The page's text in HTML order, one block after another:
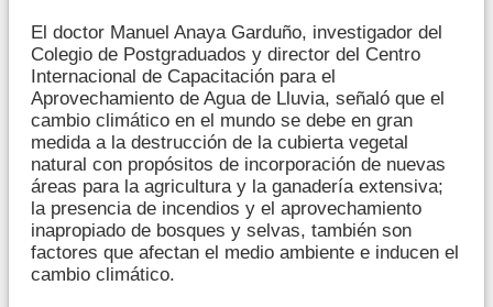
El doctor Manuel Anaya Garduño, investigador del
Colegio de Postgraduados y director del Centro
Internacional de Capacitación para el
Aprovechamiento de Agua de Lluvia, señaló que el
cambio climático en el mundo se debe en gran
medida a la destrucción de la cubierta vegetal
natural con propósitos de incorporación de nuevas
áreas para la agricultura y la ganadería extensiva;
la presencia de incendios y el aprovechamiento
inapropiado de bosques y selvas, también son
factores que afectan el medio ambiente e inducen el
cambio climático.